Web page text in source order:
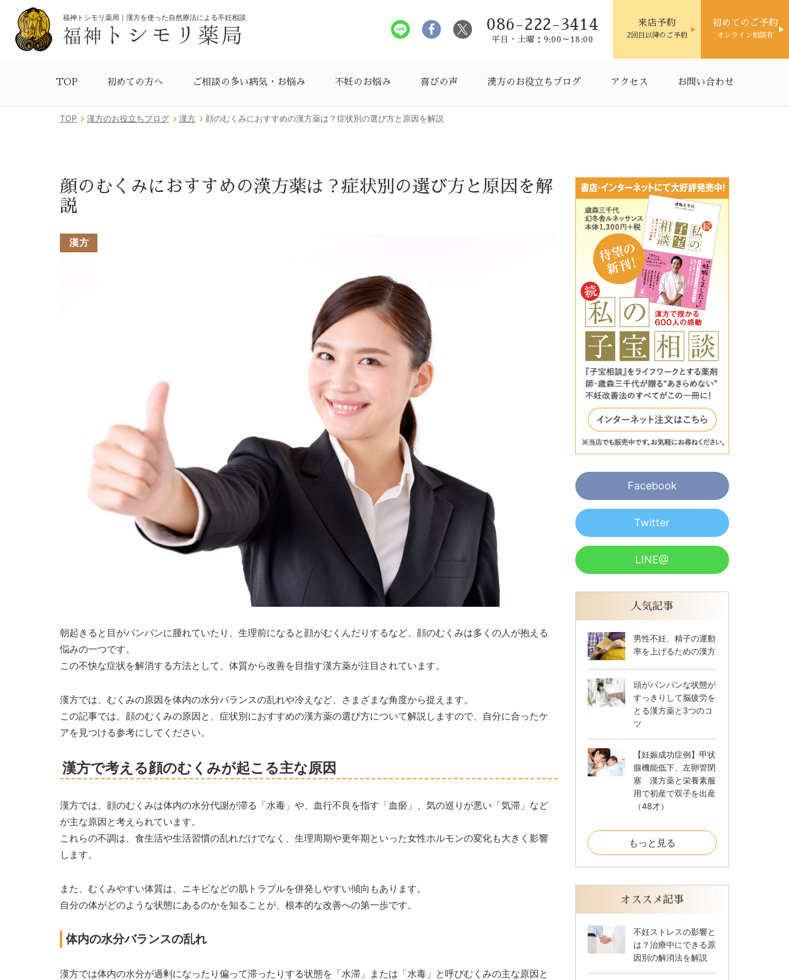
福神トシモリ薬局｜漢方を使った自然療法による不妊相談
福神 トシモリ薬局 086-222-3414
平日・土曜：9:00～18:00
来店予約
2回目以降のご予約
初めてのご予約
オンライン相談有
TOP 初めての方へ ご相談の多い病気・お悩み 不妊のお悩み 喜びの声 漢方のお役立ちブログ アクセス お問い合わせ
TOP 漢方のお役立ちブログ 漢方 顔のむくみにおすすめの漢方薬は？症状別の選び方と原因を解説
顔のむくみにおすすめの漢方薬は？症状別の選び方と原因を解
説
漢方
朝起きると目がパンパンに腫れていたり、生理前になると顔がむくんだりするなど、顔のむくみは多くの人が抱える
悩みの一つです。
この不快な症状を解消する方法として、体質から改善を目指す漢方薬が注目されています。
漢方では、むくみの原因を体内の水分バランスの乱れや冷えなど、さまざまな角度から捉えます。
この記事では、顔のむくみの原因と、症状別におすすめの漢方薬の選び方について解説しますので、自分に合ったケ
アを見つける参考にしてください。
漢方で考える顔のむくみが起こる主な原因
漢方では、顔のむくみは体内の水分代謝が滞る「水毒」や、血行不良を指す「血瘀」、気の巡りが悪い「気滞」など
が主な原因と考えられています。
これらの不調は、食生活や生活習慣の乱れだけでなく、生理周期や更年期といった女性ホルモンの変化も大きく影響
します。
また、むくみやすい体質は、ニキビなどの肌トラブルを併発しやすい傾向もあります。
自分の体がどのような状態にあるのかを知ることが、根本的な改善への第一歩です。
体内の水分バランスの乱れ
漢方では体内の水分が過剰になったり偏って滞ったりする状態を「水滞」または「水毒」と呼びむくみの主な原因と
Facebook
Twitter
LINE@
人気記事
男性不妊、精子の運動
率を上げるための漢方
頭がパンパンな状態が
すっきりして脳疲労を
とる漢方薬と3つのコ
ツ
【妊娠成功症例】甲状
腺機能低下、左卵管閉
塞 漢方薬と栄養素服
用で初産で双子を出産
（48才）
もっと見る
オススメ記事
不妊ストレスの影響と
は？治療中にできる原
因別の解消法を解説